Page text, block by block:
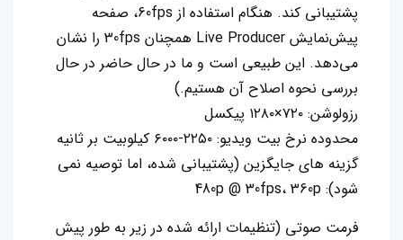
پشتیبانی کند. هنگام استفاده از 60fps، صفحه
پیش‌نمایش Live Producer همچنان 30fps را نشان
می‌دهد. این طبیعی است و ما در حال حاضر در حال
بررسی نحوه اصلاح آن هستیم.)
رزولوشن: ۷۲۰×۱۲۸۰ پیکسل
محدوده نرخ بیت ویدیو: ۲۲۵۰-۶۰۰۰ کیلوبیت بر ثانیه
گزینه های جایگزین (پشتیبانی شده، اما توصیه نمی
شود): 480p @ 30fps، 360p
فرمت صوتی (تنظیمات ارائه شده در زیر به طور پیش